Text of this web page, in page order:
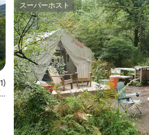
件、5つ星中4.86つ星の平均評価
スーパーホスト
スーパーホスト